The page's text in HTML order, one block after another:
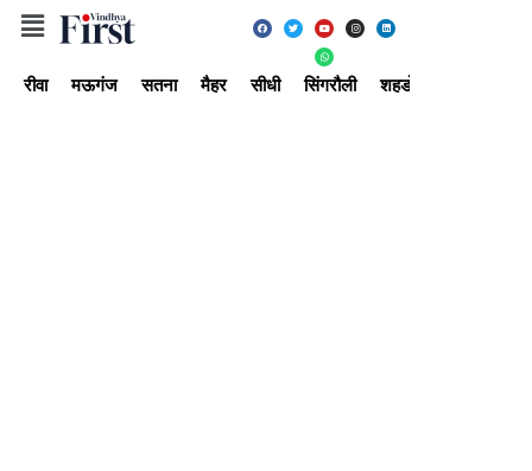
रीवा मऊगंज सतना मैहर सीधी सिंगरौली शहडोल